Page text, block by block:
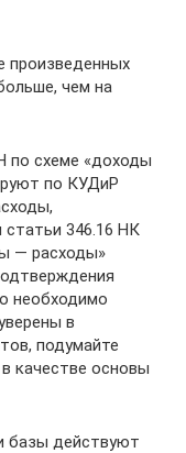
произведенных
чем на
по схеме «доходы
по КУДиР
346.16 НК
— расходы»
необходимо
в
подумайте
качестве основы
базы действуют